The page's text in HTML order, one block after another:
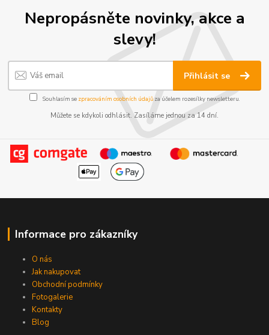
Nepropásněte novinky, akce a
slevy!
Přihlásit se
Souhlasím se zpracováním osobních údajůza účelem rozesílky newsletteru.
Můžete se kdykoli odhlásit. Zasíláme jednou za 14 dní.
Informace pro zákazníky
O nás
Jak nakupovat
Obchodní podmínky
Fotogalerie
Kontakty
Blog